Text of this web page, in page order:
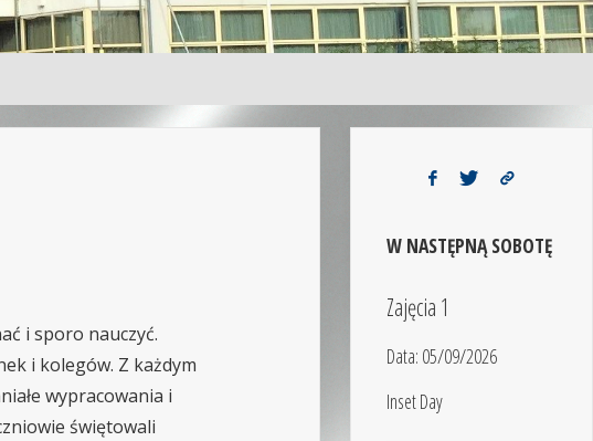
i sporo nauczyć.
i kolegów. Z każdym
wypracowania i
świętowali
W NASTĘPNĄ SOBOTĘ
Zajęcia 1
Data: 05/09/2026
Inset Day